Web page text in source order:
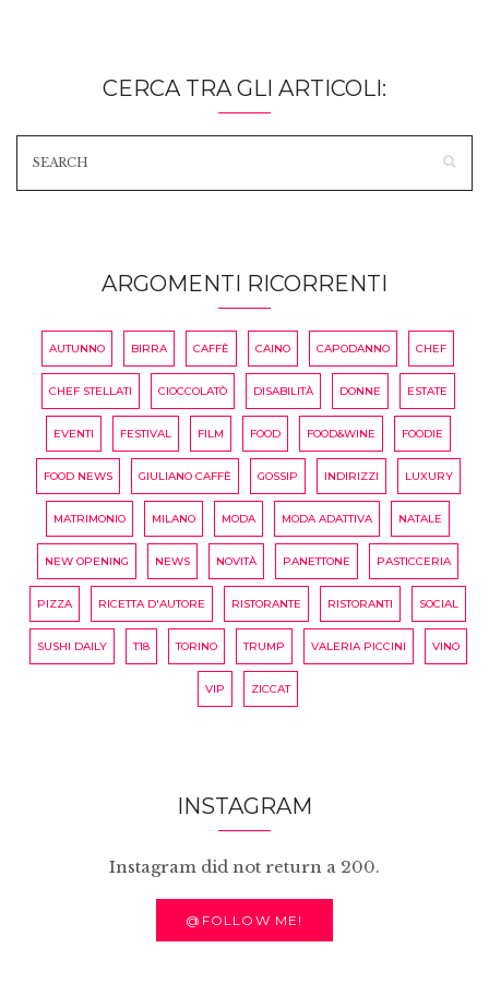
CERCA TRA GLI ARTICOLI:
ARGOMENTI RICORRENTI
AUTUNNO BIRRA CAFFÈ CAINO CAPODANNO CHEF
CHEF STELLATI CIOCCOLATÒ DISABILITÀ DONNE ESTATE
EVENTI FESTIVAL FILM FOOD FOOD&WINE FOODIE
FOOD NEWS GIULIANO CAFFÈ GOSSIP INDIRIZZI LUXURY
MATRIMONIO MILANO MODA MODA ADATTIVA NATALE
NEW OPENING NEWS NOVITÀ PANETTONE PASTICCERIA
PIZZA RICETTA D'AUTORE RISTORANTE RISTORANTI SOCIAL
SUSHI DAILY T18 TORINO TRUMP VALERIA PICCINI VINO
VIP ZICCAT
INSTAGRAM
Instagram did not return a 200.
@FOLLOW ME!